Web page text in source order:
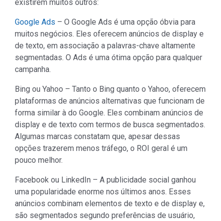
existirem muitos outros:
Google Ads – O Google Ads é uma opção óbvia para
muitos negócios. Eles oferecem anúncios de display e
de texto, em associação a palavras-chave altamente
segmentadas. O Ads é uma ótima opção para qualquer
campanha.
Bing ou Yahoo – Tanto o Bing quanto o Yahoo, oferecem
plataformas de anúncios alternativas que funcionam de
forma similar à do Google. Eles combinam anúncios de
display e de texto com termos de busca segmentados.
Algumas marcas constatam que, apesar dessas
opções trazerem menos tráfego, o ROI geral é um
pouco melhor.
Facebook ou LinkedIn – A publicidade social ganhou
uma popularidade enorme nos últimos anos. Esses
anúncios combinam elementos de texto e de display e,
são segmentados segundo preferências de usuário,